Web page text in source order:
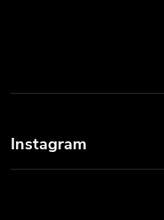
Instagram